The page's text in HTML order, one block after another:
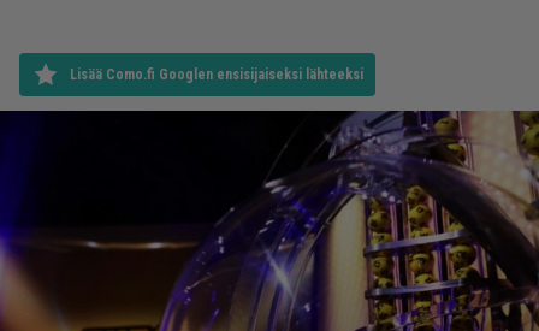
Lisää Como.fi Googlen ensisijaiseksi lähteeksi